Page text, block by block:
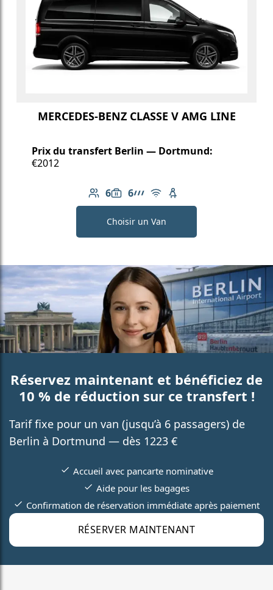
MERCEDES-BENZ CLASSE V AMG LINE
Prix du transfert Berlin — Dortmund:
€2012
6
Nombre de passagers: 6
6
Capacité des bagages: 6
Ligne AMG
Wi-Fi gratuit
Siège enfant
Choisir un Van
Réservez maintenant et bénéficiez de
10 % de réduction sur ce transfert !
Tarif fixe pour un van (jusqu’à 6 passagers) de
Berlin à Dortmund — dès 1223 €
RÉSERVER MAINTENANT
Accueil avec pancarte nominative
Aide pour les bagages
Confirmation de réservation immédiate après paiement